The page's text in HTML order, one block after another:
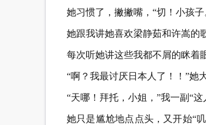
她习惯了，撇撇嘴，“切！小孩子
她跟我讲她喜欢梁静茹和许嵩的
每次听她讲这些我都不屑的眯
“啊？我最讨厌日本人了！！”她
“天哪！拜托，小姐，”我一副“
她只是尴尬地点点头，又开始“